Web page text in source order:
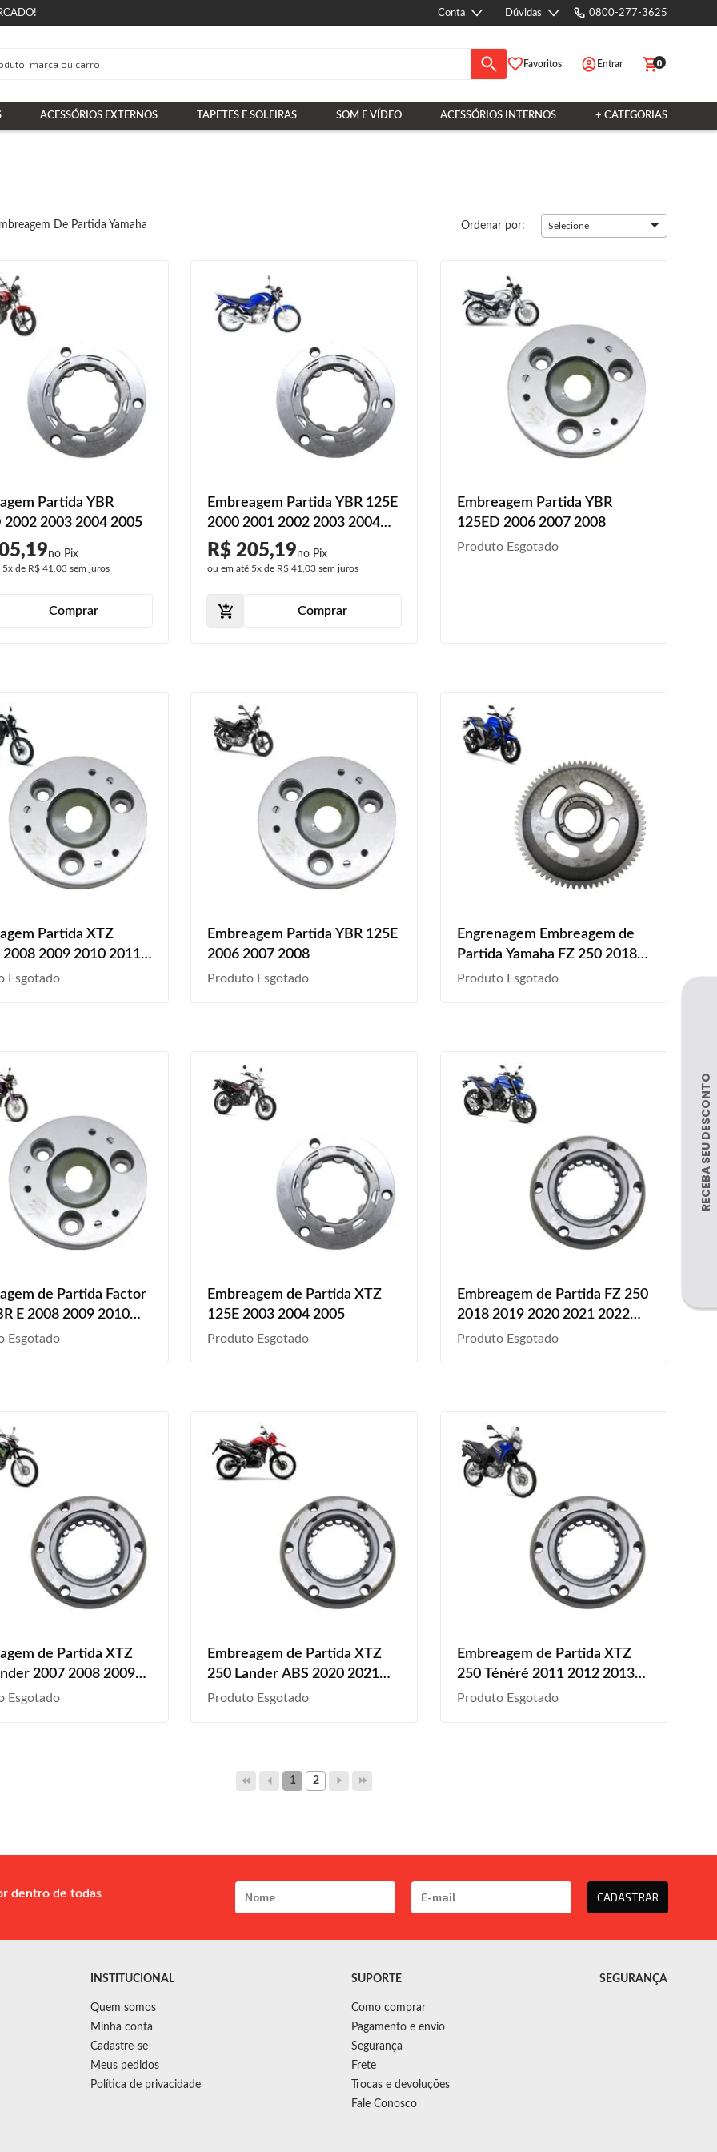
Conta Dúvidas 0800-277-3625
Favoritos Entrar 0
ACESSÓRIOS EXTERNOS TAPETES E SOLEIRAS SOM E VÍDEO ACESSÓRIOS INTERNOS + CATEGORIAS
De Partida Yamaha Ordenar por: Selecione
Partida YBR
2002 2003 2004 2005
5xde R$ 41,03sem juros
Comprar
Embreagem Partida YBR 125E
2000 2001 2002 2003 2004
2005
R$ 205,19
ou em até 5x de R$ 41,03 sem juros
Comprar
Embreagem Partida YBR
125ED 2006 2007 2008
Produto Esgotado
Partida XTZ
2008 2009 2010 2011
2014 2015
Esgotado
Embreagem Partida YBR 125E
2006 2007 2008
Produto Esgotado
Engrenagem Embreagem de
Partida Yamaha FZ 250 2018
2019 2020 2021 2022 2023
Produto Esgotado
de Partida Factor
E 2008 2009 2010
2013 2014 2015
Esgotado
Embreagem de Partida XTZ
125E 2003 2004 2005
Produto Esgotado
Embreagem de Partida FZ 250
2018 2019 2020 2021 2022
2023
Produto Esgotado
de Partida XTZ
2007 2008 2009
2012 2013 2014
Esgotado
Embreagem de Partida XTZ
250 Lander ABS 2020 2021
2022 2023
Produto Esgotado
Embreagem de Partida XTZ
250 Ténéré 2011 2012 2013
2014 2015 2016 2017 2018
Produto Esgotado
1 2
dentro de todas
CADASTRAR
INSTITUCIONAL
Quem somos
Minha conta
Cadastre-se
Meus pedidos
Política de privacidade
SUPORTE
Como comprar
Pagamento e envio
Segurança
Frete
Trocas e devoluções
Fale Conosco
SEGURANÇA